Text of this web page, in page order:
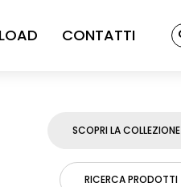
CONTATTI
SCOPRI LA COLLEZIONE
RICERCA PRODOTTI